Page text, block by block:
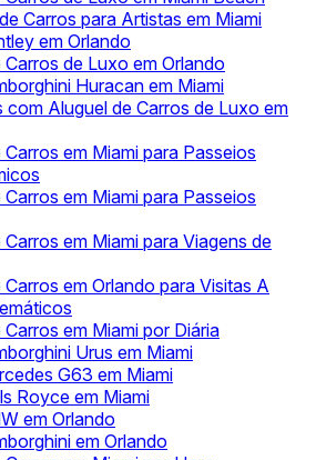
Carros para Artistas em Miami
em Orlando
Carros de Luxo em Orlando
Huracan em Miami
com Aluguel de Carros de Luxo em
Carros em Miami para Passeios
Carros em Miami para Passeios
Carros em Miami para Viagens de
Carros em Orlando para Visitas A
Carros em Miami por Diária
Urus em Miami
G63 em Miami
Royce em Miami
em Orlando
em Orlando